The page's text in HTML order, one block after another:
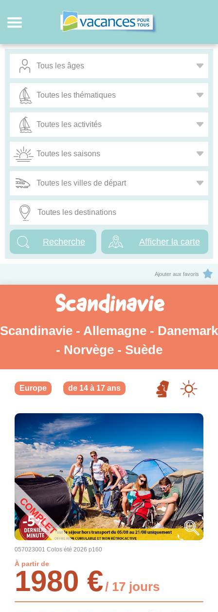
Afficher la carte
Ajouter aux favoris
Scandinavie
Scandinavie - Allemagne - Danemark
- Norvège - Suède
Europe de 14 à 17 ans
COMPLET
057023001 Colos été 2026 p160
À partir de
1980 €/ 17 jours